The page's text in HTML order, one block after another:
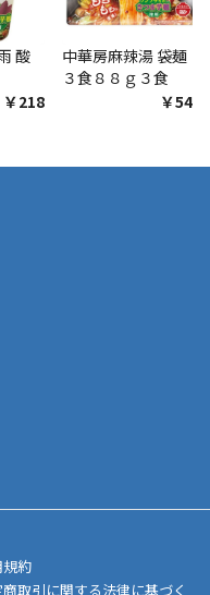
酸
￥218
中華房麻辣湯 袋麺
３食８８ｇ３食
￥548
ださい。
ない場合がございま
送いたします。「お取り
の場合、例外もあります)
、その他商品との購入に
送日についても、通常と
約
取引に関する法律に基づく